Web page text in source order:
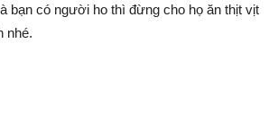
bạn có người ho thì đừng cho họ ăn thịt vịt
nhé.